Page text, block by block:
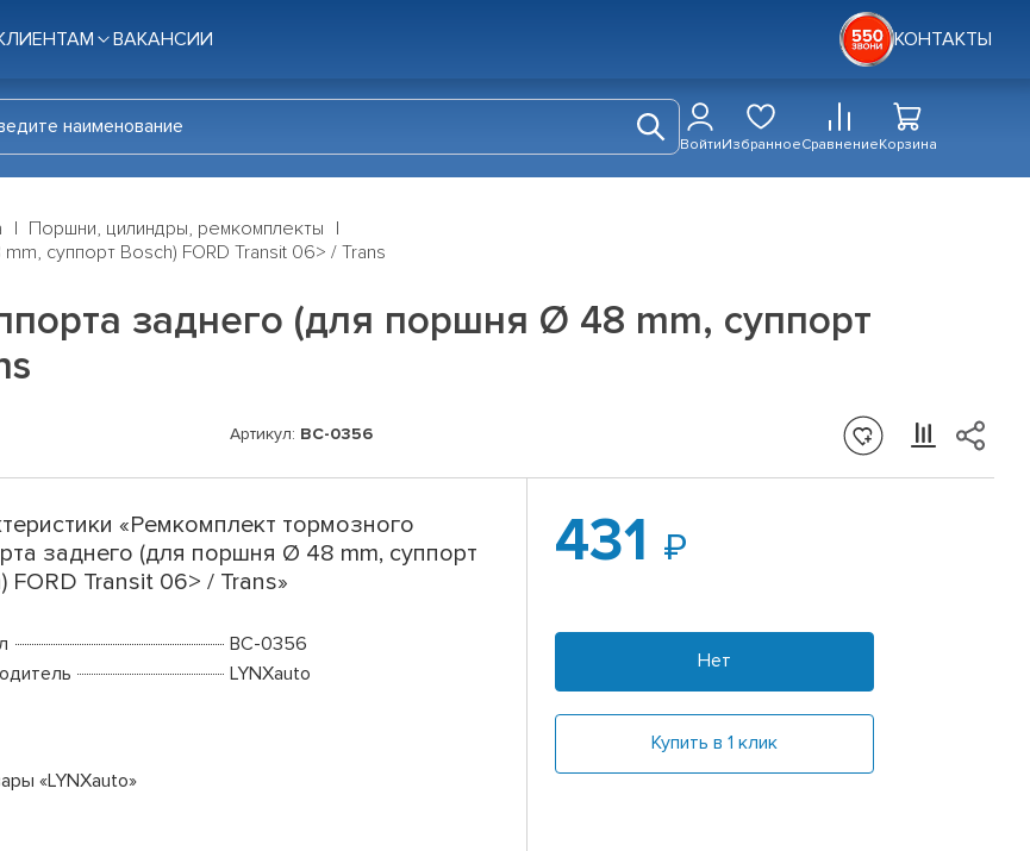
ВАКАНСИИ КОНТАКТЫ
ВойтиИзбранноеСравнениеКорзина
Поршни, цилиндры, ремкомплекты
суппорт Bosch) FORD Transit 06> / Trans
заднего (для поршня Ø 48 mm, суппорт
Артикул: BC-0356
«Ремкомплект тормозного
заднего (для поршня Ø 48 mm, суппорт
FORD Transit 06> / Trans»
BC-0356
LYNXauto
«LYNXauto»
431
Нет
Купить в 1 клик